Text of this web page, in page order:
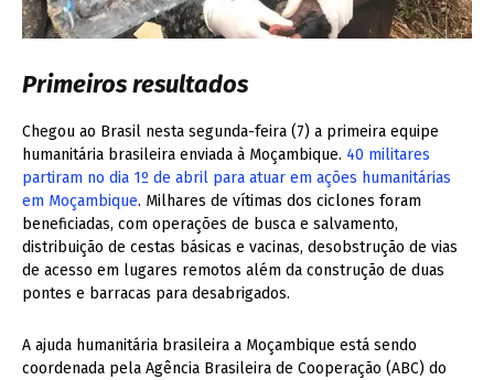
Primeiros resultados
Chegou ao Brasil nesta segunda-feira (7) a primeira equipe
humanitária brasileira enviada à Moçambique. 40 militares
partiram no dia 1º de abril para atuar em ações humanitárias
em Moçambique. Milhares de vítimas dos ciclones foram
beneficiadas, com operações de busca e salvamento,
distribuição de cestas básicas e vacinas, desobstrução de vias
de acesso em lugares remotos além da construção de duas
pontes e barracas para desabrigados.
A ajuda humanitária brasileira a Moçambique está sendo
coordenada pela Agência Brasileira de Cooperação (ABC) do